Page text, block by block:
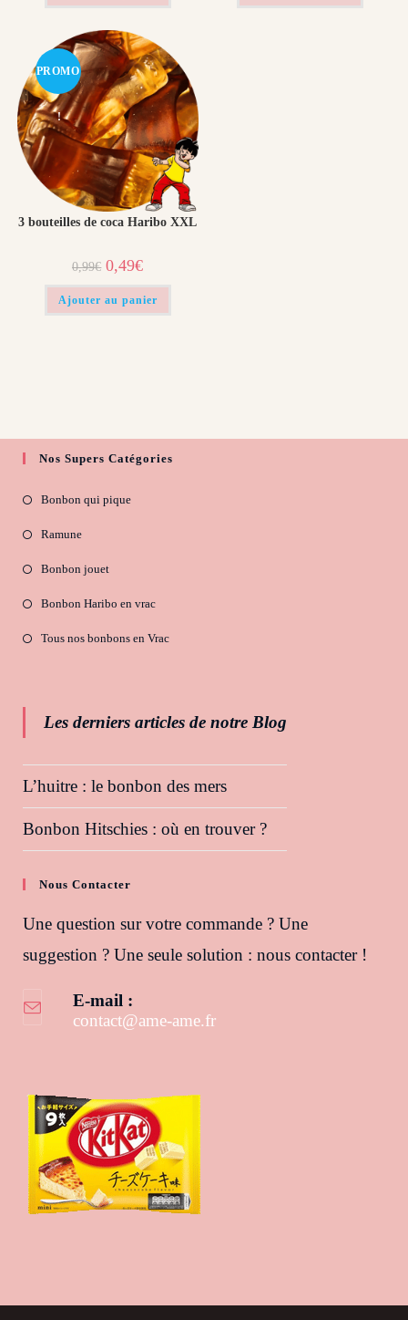
PROMO
!
3 bouteilles de coca Haribo XXL
0,99€ Le
prix
initial
était :
0,99€.
0,49€Le
prix
actuel
est :
0,49€.
Ajouter au panier
Nos Supers Catégories
Bonbon qui pique
Ramune
Bonbon jouet
Bonbon Haribo en vrac
Tous nos bonbons en Vrac
Les derniers articles de notre Blog
L’huitre : le bonbon des mers
Bonbon Hitschies : où en trouver ?
Nous Contacter
Une question sur votre commande ? Une
suggestion ? Une seule solution : nous contacter !
E-mail :
contact@ame-ame.frS’ouvre dans votre application